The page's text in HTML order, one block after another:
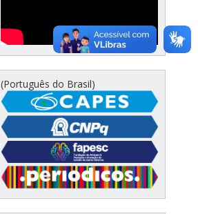
(Português do Brasil)